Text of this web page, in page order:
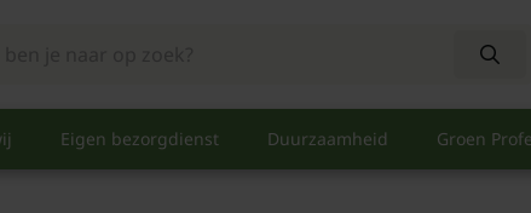
Eigen bezorgdienst Duurzaamheid Groen